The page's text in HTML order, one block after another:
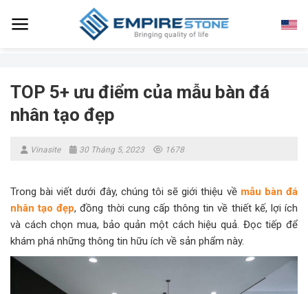
TOP 5+ ưu điểm của mẫu bàn đá
nhân tạo đẹp
Vinasite 30 Tháng 5, 2023 1678
Trong bài viết dưới đây, chúng tôi sẽ giới thiệu về mẫu bàn đá
nhân tạo đẹp, đồng thời cung cấp thông tin về thiết kế, lợi ích
và cách chọn mua, bảo quản một cách hiệu quả. Đọc tiếp để
khám phá những thông tin hữu ích về sản phẩm này.